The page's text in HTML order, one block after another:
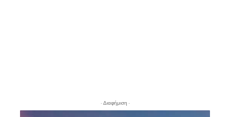
- Διαφήμιση -